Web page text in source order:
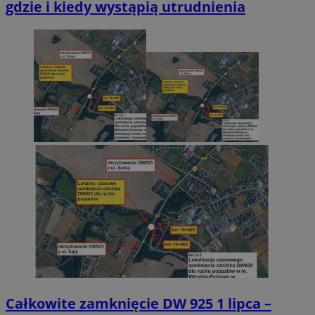
gdzie i kiedy wystąpią utrudnienia
Całkowite zamknięcie DW 925 1 lipca –
Google Privacy Policy